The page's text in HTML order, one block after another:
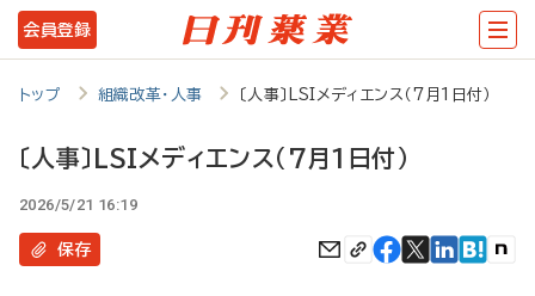
メ
イ
テ
会員登録
トップ 組織改革・人事 〔人事〕LSIメディエンス（7月1日付）
〔人事〕LSIメディエンス（7月1日付）
2026/5/21 16:19
保存